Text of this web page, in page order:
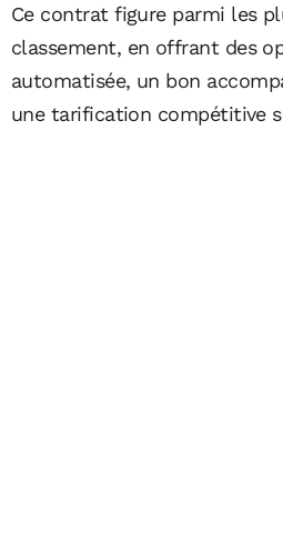
Ce contrat figure parmi les
classement, en offrant des
automatisée, un bon
une tarification compétitive